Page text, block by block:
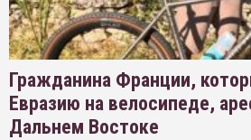
Гражданина Франции,
Евразию на велосипеде,
Дальнем Востоке